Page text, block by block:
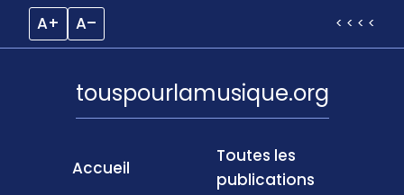
A+ A– < < < <
Accueil
touspourlamusique.org
Toutes les
publications